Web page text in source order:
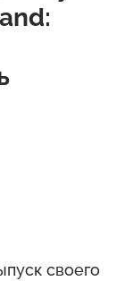
своего